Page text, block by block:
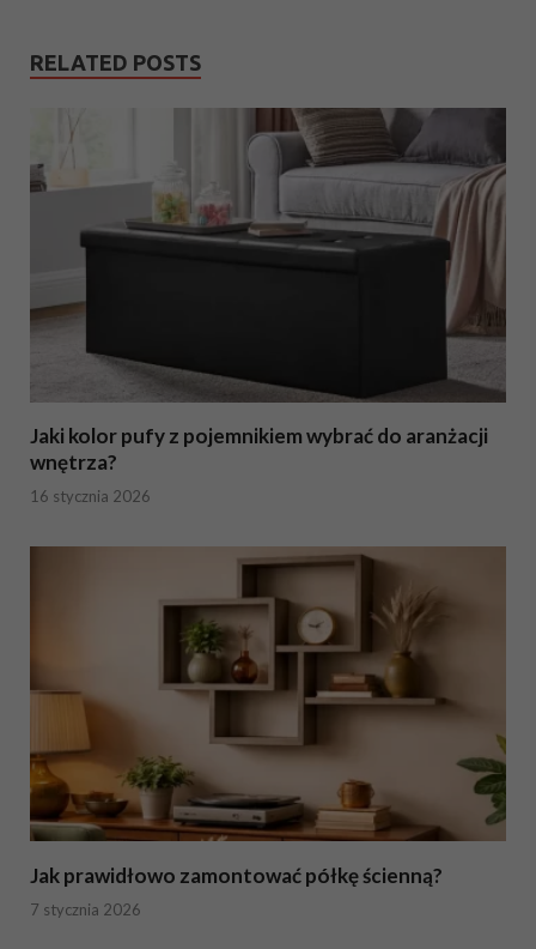
RELATED POSTS
Jaki kolor pufy z pojemnikiem wybrać do aranżacji
wnętrza?
16 stycznia 2026
Jak prawidłowo zamontować półkę ścienną?
7 stycznia 2026